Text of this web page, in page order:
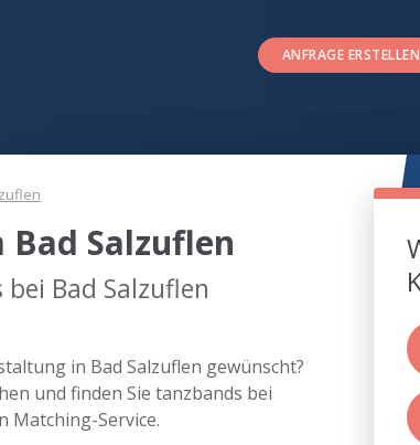
ANFRAGE ERSTELLEN
Salzuflen
Bad Salzuflen
in Bad Salzuflen gewünscht?
und finden Sie tanzbands bei
Matching-Service.